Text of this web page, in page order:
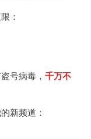
：
号病毒， 千万不
新频道：